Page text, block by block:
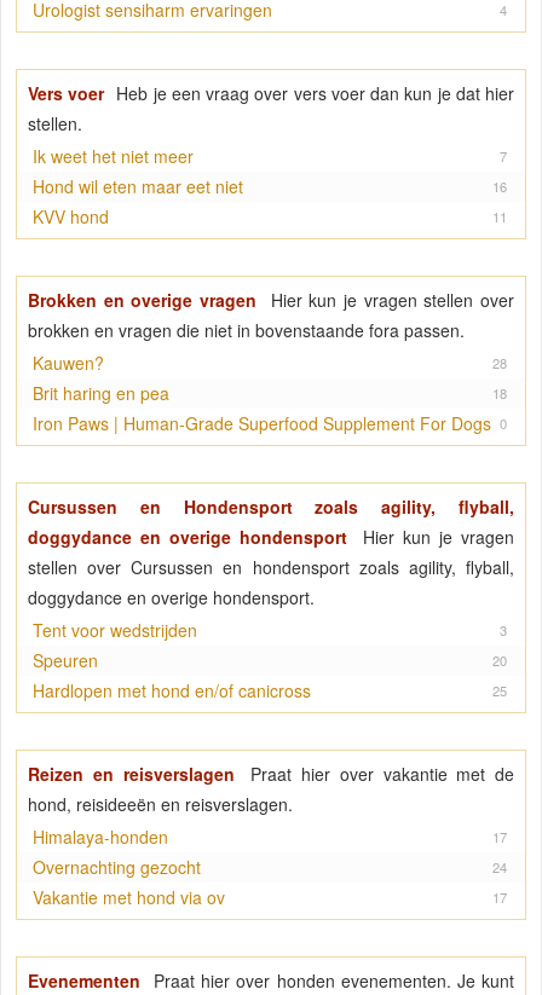
4
Urologist sensiharm ervaringen
Vers voer Heb je een vraag over vers voer dan kun je dat hier
stellen.
7
Ik weet het niet meer
16
Hond wil eten maar eet niet
11
KVV hond
Brokken en overige vragen
Hier kun je vragen stellen over
brokken en vragen die niet in bovenstaande fora passen.
28
Kauwen?
18
Brit haring en pea
0
Iron Paws | Human-Grade Superfood Supplement For Dogs
Cursussen en Hondensport zoals agility, flyball,
doggydance en overige hondensport
Hier kun je vragen
stellen over Cursussen en hondensport zoals agility, flyball,
doggydance en overige hondensport.
3
Tent voor wedstrijden
20
Speuren
25
Hardlopen met hond en/of canicross
Reizen en reisverslagen
Praat hier over vakantie met de
hond, reisideeën en reisverslagen.
17
Himalaya-honden
24
Overnachting gezocht
17
Vakantie met hond via ov
Evenementen
Praat hier over honden evenementen. Je kunt